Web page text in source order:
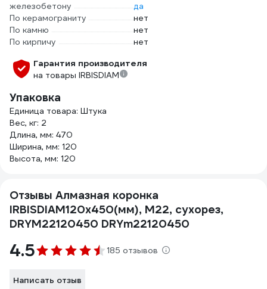
железобетону
да
По керамограниту
нет
По камню
нет
По кирпичу
нет
Гарантия производителя
на товары IRBISDIAM
Упаковка
Единица товара: Штука
Вес, кг: 2
Длина, мм: 470
Ширина, мм: 120
Высота, мм: 120
Отзывы Алмазная коронка
IRBISDIAM120x450(мм), М22, сухорез,
DRYМ22120450 DRYm22120450
4.5 185 отзывов
Написать отзыв